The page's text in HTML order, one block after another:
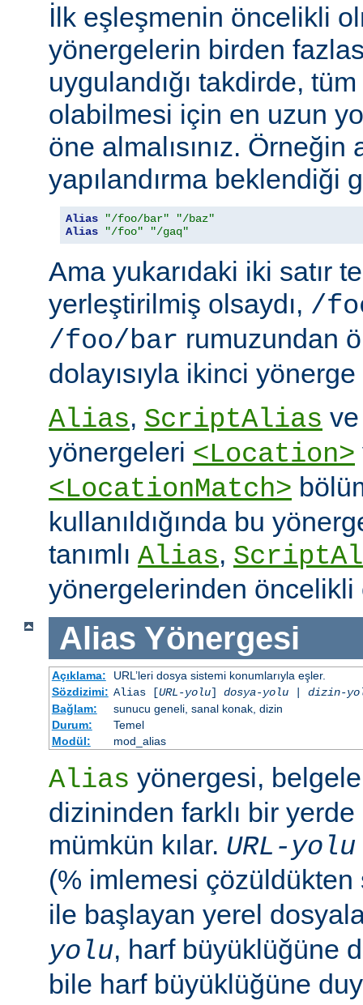
İlk eşleşmenin öncelikli
yönergelerin birden
uygulandığı takdirde,
olabilmesi için en uzun
öne almalısınız. Örneğin
yapılandırma beklendiği
Alias "/foo/bar"
"/baz"
Alias
"/foo" "/gaq"
Ama yukarıdaki iki satır
yerleştirilmiş olsaydı, /
/foo/bar rumuzundan
dolayısıyla ikinci yönerge
Alias, ScriptAlias
yönergeleri <Location>
<LocationMatch>
kullanıldığında bu
tanımlı Alias,
yönergelerinden öncelikli
Alias Yönergesi
Açıklama:
URL’leri dosya sistemi konumlarıyla eşler.
Sözdizimi: Alias [URL-yolu] dosya-yolu| dizin-
Bağlam:
sunucu geneli, sanal konak, dizin
Durum:
Temel
Modül:
mod_alias
Alias yönergesi,
dizininden farklı bir yerde
mümkün kılar. URL-yolu
(% imlemesi
ile başlayan yerel
yolu, harf büyüklüğüne
bile harf büyüklüğüne